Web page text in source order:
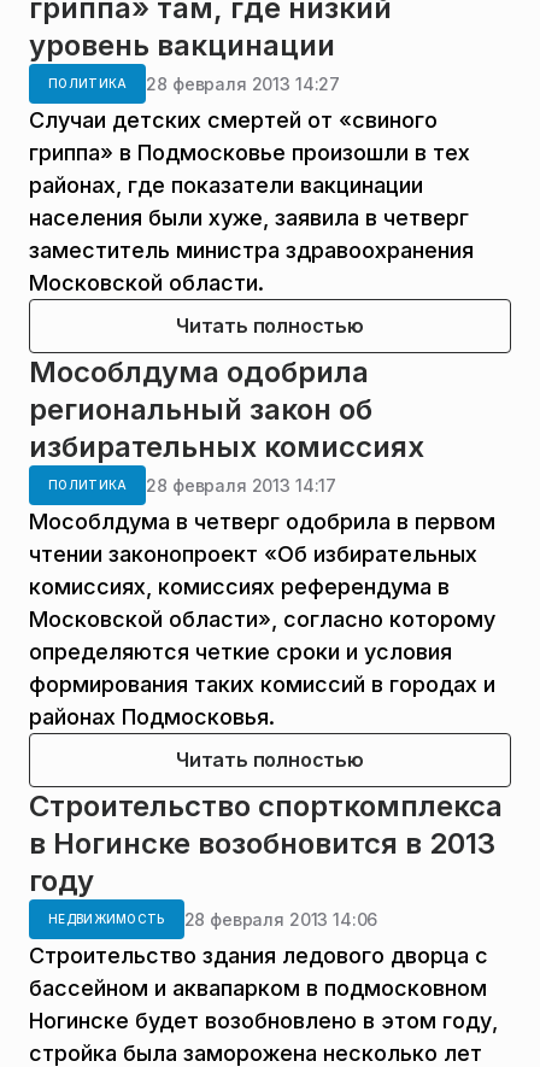
гриппа» там, где низкий
уровень вакцинации
ПОЛИТИКА 28 февраля 2013 14:27
Случаи детских смертей от «свиного
гриппа» в Подмосковье произошли в тех
районах, где показатели вакцинации
населения были хуже, заявила в четверг
заместитель министра здравоохранения
Московской области.
Читать полностью
Мособлдума одобрила
региональный закон об
избирательных комиссиях
ПОЛИТИКА 28 февраля 2013 14:17
Мособлдума в четверг одобрила в первом
чтении законопроект «Об избирательных
комиссиях, комиссиях референдума в
Московской области», согласно которому
определяются четкие сроки и условия
формирования таких комиссий в городах и
районах Подмосковья.
Читать полностью
Строительство спорткомплекса
в Ногинске возобновится в 2013
году
НЕДВИЖИМОСТЬ 28 февраля 2013 14:06
Строительство здания ледового дворца с
бассейном и аквапарком в подмосковном
Ногинске будет возобновлено в этом году,
стройка была заморожена несколько лет